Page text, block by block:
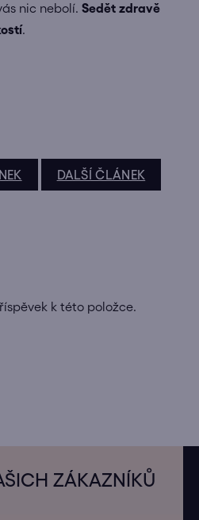
nic nebolí. Sedět zdravě
.
DALŠÍ ČLÁNEK
k této položce.
ZÁKAZNÍKŮ